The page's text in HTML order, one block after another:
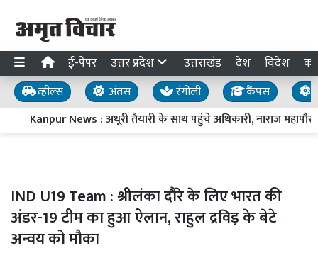
ई-पेपर उत्तर प्रदेश उत्तराखंड देश विदेश
व्हील्स अंतस रंगोली कैंपस
Kanpur News : अधूरी तैयारी के साथ पहुंचे अधिकारी, नाराज महापौर
IND U19 Team : श्रीलंका दौरे के लिए भारत की
अंडर-19 टीम का हुआ ऐलान, राहुल द्रविड़ के बेटे
अन्वय को मौका